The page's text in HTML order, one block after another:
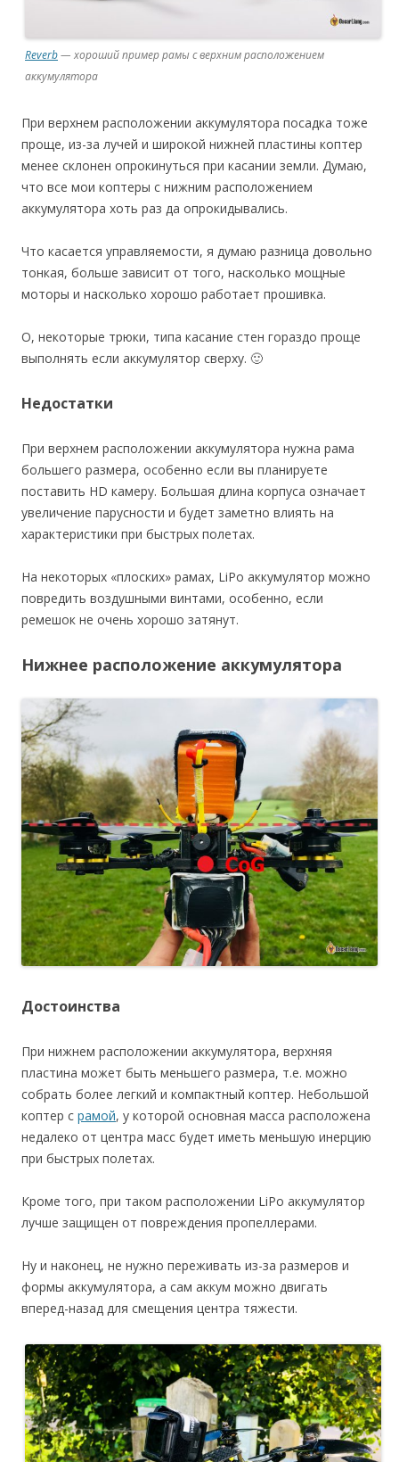
Reverb— хороший пример рамы с верхним расположением
аккумулятора
При верхнем расположении аккумулятора посадка тоже
проще, из-за лучей и широкой нижней пластины коптер
менее склонен опрокинуться при касании земли. Думаю,
что все мои коптеры с нижним расположением
аккумулятора хоть раз да опрокидывались.
Что касается управляемости, я думаю разница довольно
тонкая, больше зависит от того, насколько мощные
моторы и насколько хорошо работает прошивка.
О, некоторые трюки, типа касание стен гораздо проще
выполнять если аккумулятор сверху. 🙂
Недостатки
При верхнем расположении аккумулятора нужна рама
большего размера, особенно если вы планируете
поставить HD камеру. Большая длина корпуса означает
увеличение парусности и будет заметно влиять на
характеристики при быстрых полетах.
На некоторых «плоских» рамах, LiPo аккумулятор можно
повредить воздушными винтами, особенно, если
ремешок не очень хорошо затянут.
Нижнее расположение аккумулятора
Достоинства
При нижнем расположении аккумулятора, верхняя
пластина может быть меньшего размера, т.е. можно
собрать более легкий и компактный коптер. Небольшой
коптер с рамой, у которой основная масса расположена
недалеко от центра масс будет иметь меньшую инерцию
при быстрых полетах.
Кроме того, при таком расположении LiPo аккумулятор
лучше защищен от повреждения пропеллерами.
Ну и наконец, не нужно переживать из-за размеров и
формы аккумулятора, а сам аккум можно двигать
вперед-назад для смещения центра тяжести.